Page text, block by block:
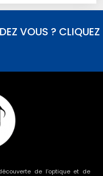
VOUS ? CLIQUEZ
de l’optique et de